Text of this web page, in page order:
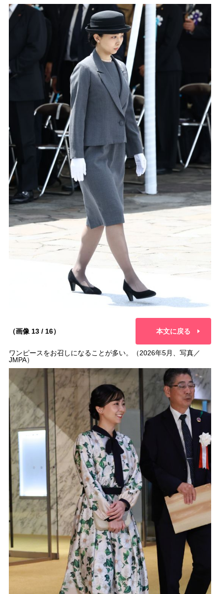
（画像 13 / 16） 本文に戻る
ワンピースをお召しになることが多い。（2026年5月、写真／
JMPA）